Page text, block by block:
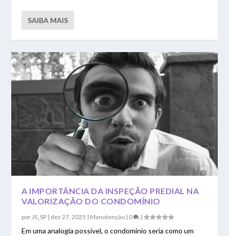
SAIBA MAIS
A IMPORTÂNCIA DA INSPEÇÃO PREDIAL NA
VALORIZAÇÃO DO CONDOMÍNIO
porJS_SP | dez 27, 2025 | Manutenção | 0 |
Em uma analogia possível, o condomínio seria como um